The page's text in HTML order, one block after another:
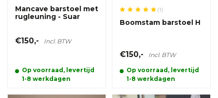
Mancave barstoel met
rugleuning - Suar
€150,- Incl. BTW
Op voorraad, levertijd
1-8 werkdagen
(1)
Boomstam barstoel H
€150,- Incl. BTW
Op voorraad, levertijd
1-8 werkdagen